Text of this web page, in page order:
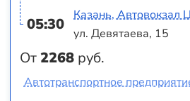
05:30
От2268 руб.
Казань, Автовокзал
ул. Девятаева, 15
Автотранспортное